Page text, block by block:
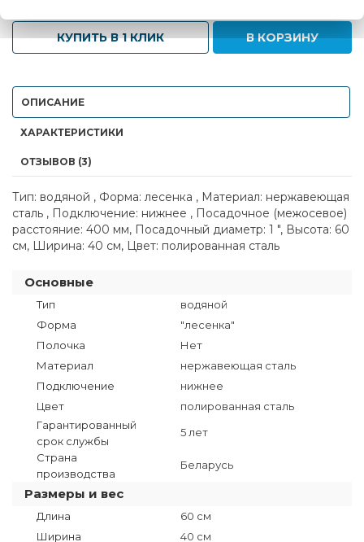
КУПИТЬ В 1 КЛИК В КОРЗИНУ
ОПИСАНИЕ
ХАРАКТЕРИСТИКИ
ОТЗЫВОВ (3)
Тип: водяной , Форма: лесенка , Материал: нержавеющая
сталь , Подключение: нижнее , Посадочное (межосевое)
расстояние: 400 мм, Посадочный диаметр: 1 ", Высота: 60
см, Ширина: 40 см, Цвет: полированная сталь
Основные
Тип
водяной
Форма
"лесенка"
Полочка
Нет
Материал
нержавеющая сталь
Подключение
нижнее
Цвет
полированная сталь
Гарантированный
срок службы
5 лет
Страна
производства
Беларусь
Размеры и вес
Длина
60 см
Ширина
40 см